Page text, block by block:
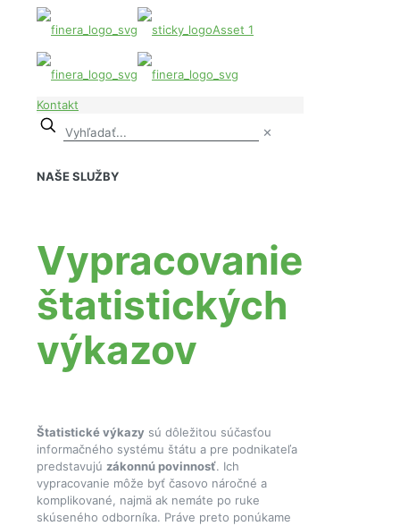
Kontakt
✕
NAŠE SLUŽBY
Vypracovanie
štatistických
výkazov
Štatistické výkazy sú dôležitou súčasťou
informačného systému štátu a pre podnikateľa
predstavujú zákonnú povinnosť. Ich
vypracovanie môže byť časovo náročné a
komplikované, najmä ak nemáte po ruke
skúseného odborníka. Práve preto ponúkame